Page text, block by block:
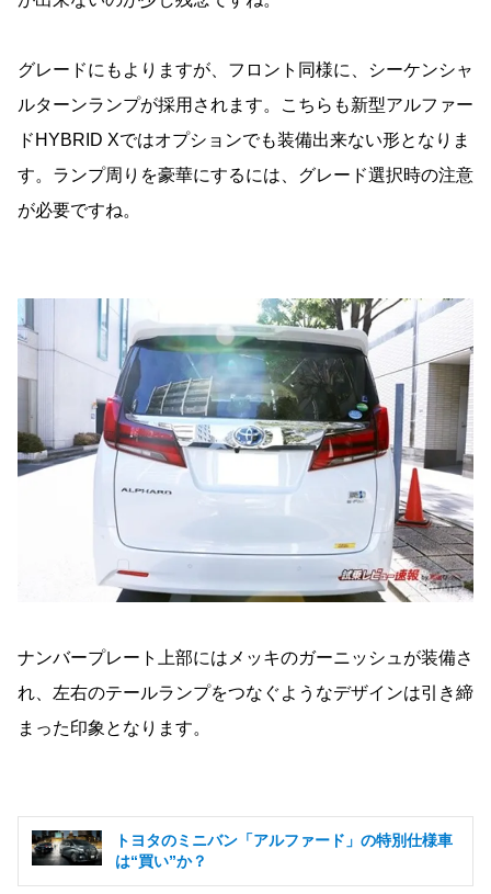
グレードにもよりますが、フロント同様に、シーケンシャ
ルターンランプが採用されます。こちらも新型アルファー
ドHYBRID Xではオプションでも装備出来ない形となりま
す。ランプ周りを豪華にするには、グレード選択時の注意
が必要ですね。
ナンバープレート上部にはメッキのガーニッシュが装備さ
れ、左右のテールランプをつなぐようなデザインは引き締
まった印象となります。
トヨタのミニバン「アルファード」の特別仕様車
は“買い”か？